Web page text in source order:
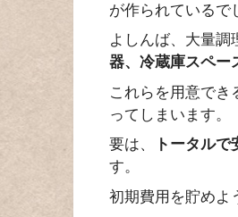
が作られているで
よしんば、大量調
器、冷蔵庫スペー
これらを用意でき
ってしまいます。
要は、
トータル
す。
初期費用を貯めよ